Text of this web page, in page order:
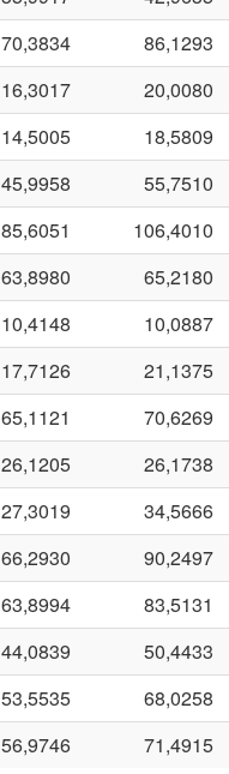
70,3834 86,1293
16,3017 20,0080
14,5005 18,5809
45,9958 55,7510
85,6051 106,4010
63,8980 65,2180
10,4148 10,0887
17,7126 21,1375
65,1121 70,6269
26,1205 26,1738
27,3019 34,5666
66,2930 90,2497
63,8994 83,5131
44,0839 50,4433
53,5535 68,0258
56,9746 71,4915